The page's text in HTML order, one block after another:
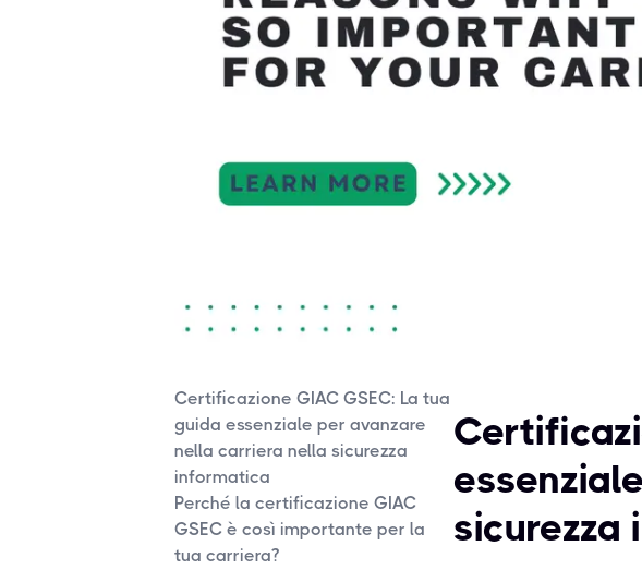
Certificazione GIAC GSEC: La tua
guida essenziale per avanzare
nella carriera nella sicurezza
informatica
Perché la certificazione GIAC
GSEC è così importante per la
tua carriera?
sicurezza